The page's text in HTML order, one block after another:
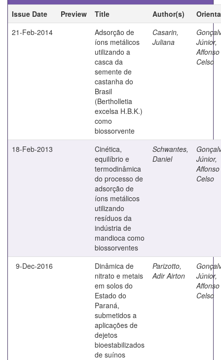
Issue Date
Preview Title Author(s)
21-Feb-2014
Adsorção de
íons metálicos
utilizando a
casca da
semente de
castanha do
Brasil
(Bertholletia
excelsa H.B.K.)
como
biossorvente
Casarin,
Juliana
Júnior,
Affonso
Celso
18-Feb-2013
Cinética,
equilíbrio e
termodinâmica
do processo de
adsorção de
íons metálicos
utilizando
resíduos da
indústria de
mandioca como
biossorventes
Schwantes,
Daniel
Júnior,
Affonso
Celso
9-Dec-2016
Dinâmica de
nitrato e metais
em solos do
Estado do
Paraná,
submetidos a
aplicações de
dejetos
bioestabilizados
de suínos
Parizotto,
Adir Airton
Júnior,
Affonso
Celso